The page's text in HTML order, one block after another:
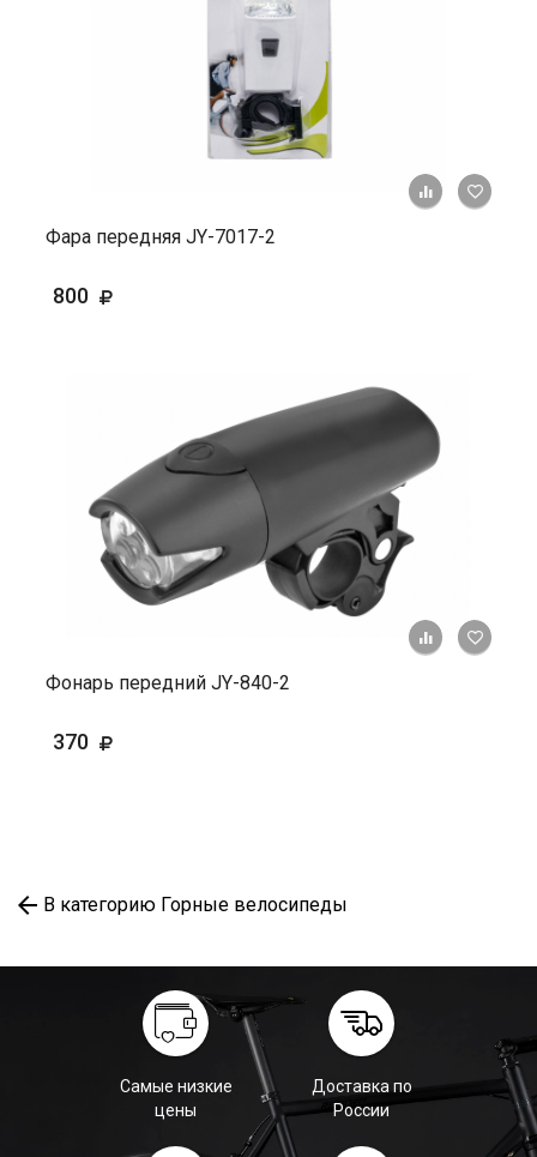
+ К
Фара передняя JY-7017-2
800
+ К
Фонарь передний JY-840-2
370
В категорию Горные велосипеды
Самые низкие
цены
Доставка по
России